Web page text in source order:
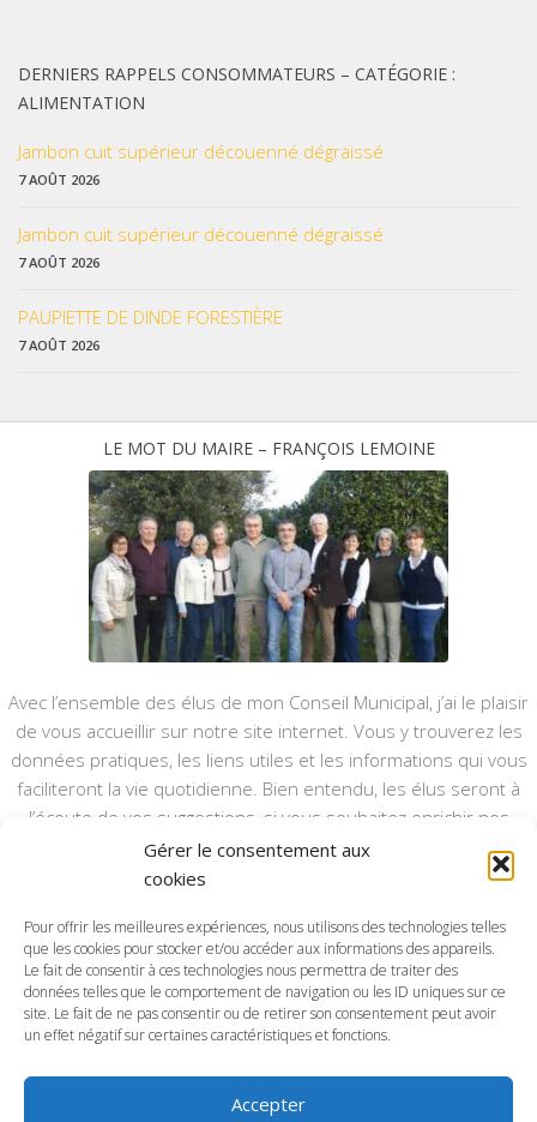
Gérer le consentement aux
cookies
Pour offrir les meilleures expériences, nous utilisons des technologies telles
que les cookies pour stocker et/ou accéder aux informations des appareils.
Le fait de consentir à ces technologies nous permettra de traiter des
données telles que le comportement de navigation ou les ID uniques sur ce
site. Le fait de ne pas consentir ou de retirer son consentement peut avoir
un effet négatif sur certaines caractéristiques et fonctions.
Accepter
DERNIERS RAPPELS CONSOMMATEURS – CATÉGORIE :
ALIMENTATION
Jambon cuit supérieur découenné dégraissé
7 AOÛT 2026
Jambon cuit supérieur découenné dégraissé
7 AOÛT 2026
PAUPIETTE DE DINDE FORESTIÈRE
7 AOÛT 2026
LE MOT DU MAIRE – FRANÇOIS LEMOINE
Avec l’ensemble des élus de mon Conseil Municipal, j’ai le plaisir
de vous accueillir sur notre site internet. Vous y trouverez les
données pratiques, les liens utiles et les informations qui vous
faciliteront la vie quotidienne. Bien entendu, les élus seront à
l’écoute de vos suggestions, si vous souhaitez enrichir nos
rubriques ou nos informations.
Ce type de communication vient en complément du bulletin
annuel, nous le ferons vivre et il sera actualisé pour mieux vous
informer.
Bonne visite à toutes et à tous.